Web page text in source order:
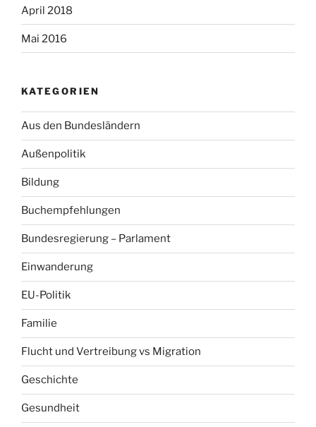
April 2018
Mai 2016
KATEGORIEN
Aus den Bundesländern
Außenpolitik
Bildung
Buchempfehlungen
Bundesregierung – Parlament
Einwanderung
EU-Politik
Familie
Flucht und Vertreibung vs Migration
Geschichte
Gesundheit